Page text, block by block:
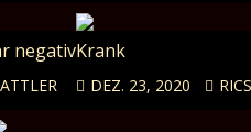
negativKrank
DEZ. 23, 2020